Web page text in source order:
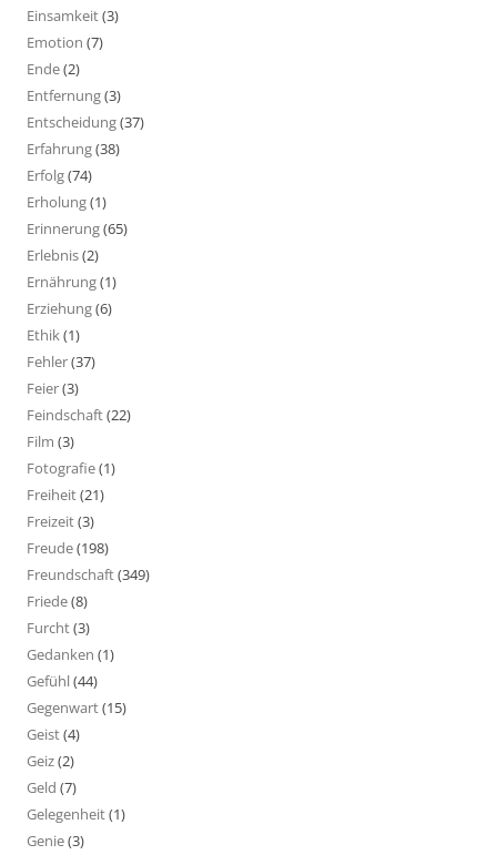
Einsamkeit(3)
Emotion (7)
Ende(2)
Entfernung(3)
Entscheidung(37)
Erfahrung(38)
Erfolg(74)
Erholung(1)
Erinnerung(65)
Erlebnis(2)
Ernährung(1)
Erziehung(6)
Ethik(1)
Fehler(37)
Feier(3)
Feindschaft(22)
Film (3)
Fotografie(1)
Freiheit(21)
Freizeit(3)
Freude(198)
Freundschaft(349)
Friede(8)
Furcht(3)
Gedanken (1)
Gefühl(44)
Gegenwart(15)
Geist(4)
Geiz(2)
Geld (7)
Gelegenheit(1)
Genie(3)